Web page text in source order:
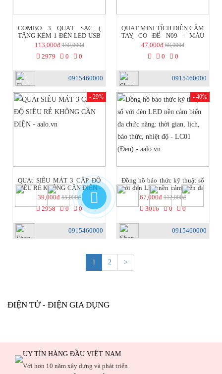
COMBO 3 QUẠT SẠC (
TẶNG KÈM 1 ĐÈN LED USB
XINH XẮN) - aalo.vn
113,000đ150,000đ
2979 0 0
0915460000
QUẠT MINI TÍCH ĐIỆN CẦM
TAY CÓ ĐẾ N09 - MÀU
NGẪU NHIÊN ( pin cực khỏe -
hàng loại tốt) - aalo.vn
47,000đ 68,000đ
0 0
0915460000
- 29%
QUẠt SIÊU MÁT 3 CẤP ĐỘ
SIÊU RẺ KHÔNG CẦN ĐIỆN -
aalo.vn 39,000đ 55,000đ
2958 0 0
0915460000
- 40%
Đồng hồ báo thức kỹ thuật số
với đèn LED nền cảm biến đa
chức năng: thời gian, lịch, báo
thức, nhiệt độ - LC01 (Đen) -
aalo.vn
67,000đ 112,000đ
3016 0 0
0915460000
1 2 >
ĐIỆN TỬ - ĐIỆN GIA DỤNG
UY TÍN HÀNG ĐẦU VIỆT NAM
Với hơn 10 năm xây dựng và phát triển